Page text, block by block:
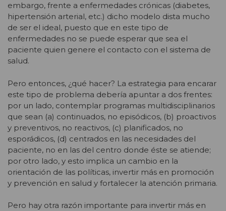
embargo, frente a enfermedades crónicas (diabetes,
hipertensión arterial, etc.) dicho modelo dista mucho
de ser el ideal, puesto que en este tipo de
enfermedades no se puede esperar que sea el
paciente quien genere el contacto con el sistema de
salud.
Pero entonces, ¿qué hacer? La estrategia para encarar
este tipo de problema debería apuntar a dos frentes:
por un lado, contemplar programas multidisciplinarios
que sean (a) continuados, no episódicos, (b) proactivos
y preventivos, no reactivos, (c) planificados, no
esporádicos, (d) centrados en las necesidades del
paciente, no en las del centro donde éste se atiende;
por otro lado, y esto implica un cambio en la
orientación de las políticas, invertir más en promoción
y prevención en salud y fortalecer la atención primaria.
Pero hay otra razón importante para invertir más en